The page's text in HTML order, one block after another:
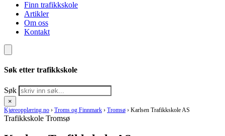
Finn trafikkskole
Artikler
Om oss
Kontakt
Søk etter trafikkskole
Søk
×
Kjøreopplæring.no › Troms og Finnmark › Tromsø › Karlsen Trafikkskole AS
Trafikkskole Tromsø